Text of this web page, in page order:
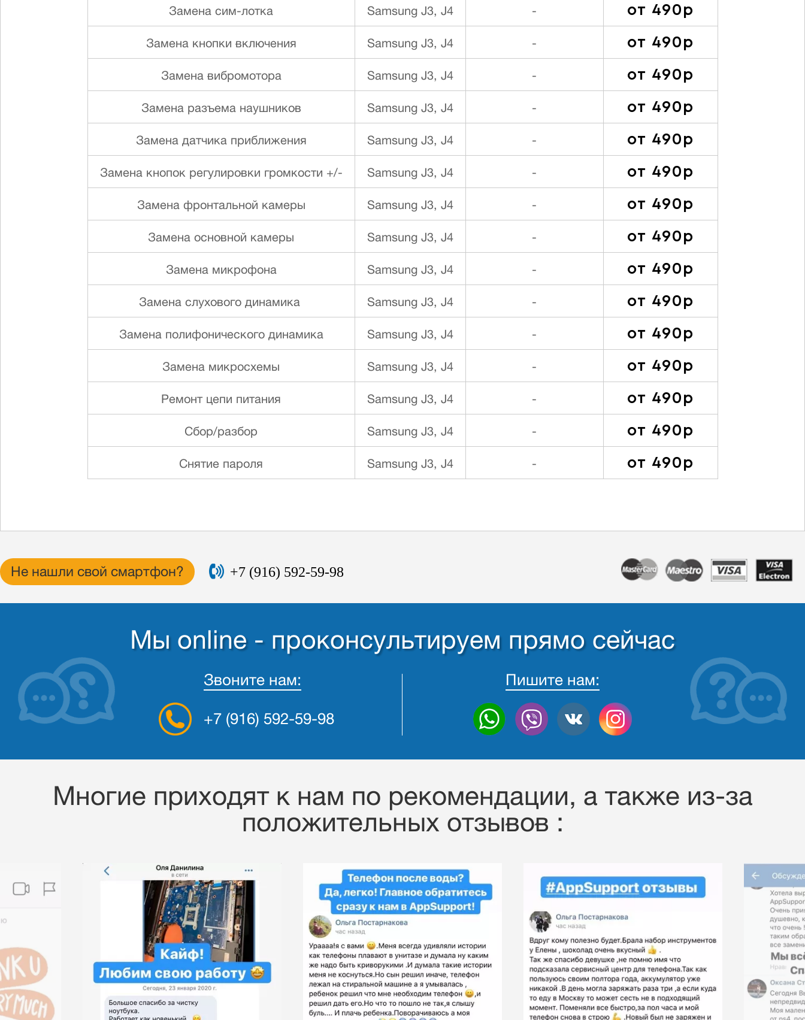
Замена сим-лотка Samsung J3, J4 - от 490р
Замена кнопки включения Samsung J3, J4 - от 490р
Замена вибромотора Samsung J3, J4 - от 490р
Замена разъема наушников Samsung J3, J4 - от 490р
Замена датчика приближения Samsung J3, J4 - от 490р
Замена кнопок регулировки громкости +/- Samsung J3, J4 - от 490р
Замена фронтальной камеры Samsung J3, J4 - от 490р
Замена основной камеры Samsung J3, J4 - от 490р
Замена микрофона Samsung J3, J4 - от 490р
Замена слуxового динамика Samsung J3, J4 - от 490р
Замена полифонического динамика Samsung J3, J4 - от 490р
Замена микросхемы Samsung J3, J4 - от 490р
Ремонт цепи питания Samsung J3, J4 - от 490р
Сбор/разбор Samsung J3, J4 - от 490р
Снятие пароля Samsung J3, J4 - от 490р
Не нашли свой смартфон? +7 (916) 592-59-98
Мы online - проконсультируем прямо сейчас
Звоните нам:
+7 (916) 592-59-98
Пишите нам:
Многие приходят к нам по рекомендации, a также из-за
положительных отзывов :